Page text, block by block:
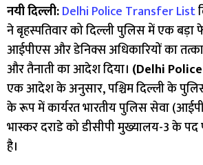
नयी दिल्ली:Delhi Police Transfer List
ने बृहस्पतिवार को दिल्ली पुलिस में एक
आईपीएस और डेनिक्स अधिकारियों का
और तैनाती का आदेश दिया। (Delhi
एक आदेश के अनुसार, पश्चिम दिल्ली के
के रूप में कार्यरत भारतीय पुलिस सेवा
भास्कर दराडे को डीसीपी मुख्यालय-3 के पद
है।